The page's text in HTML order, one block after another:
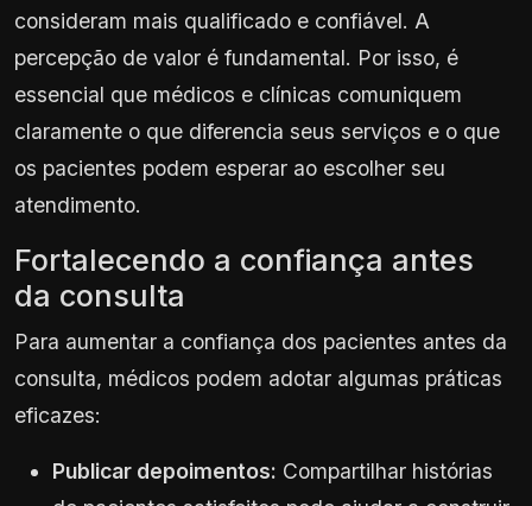
consideram mais qualificado e confiável. A
percepção de valor é fundamental. Por isso, é
essencial que médicos e clínicas comuniquem
claramente o que diferencia seus serviços e o que
os pacientes podem esperar ao escolher seu
atendimento.
Fortalecendo a confiança antes
da consulta
Para aumentar a confiança dos pacientes antes da
consulta, médicos podem adotar algumas práticas
eficazes:
Publicar depoimentos: Compartilhar histórias